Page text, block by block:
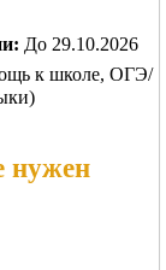
До 29.10.2026
к школе, ОГЭ/
нужен